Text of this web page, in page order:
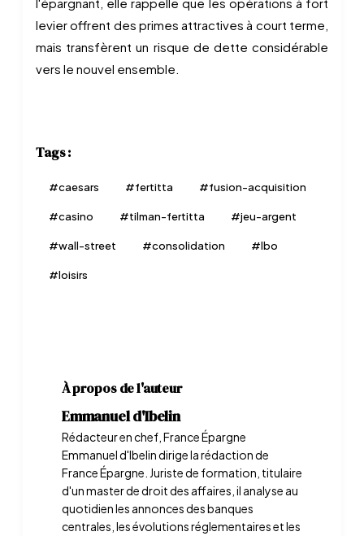
levier offrent des primes attractives à court terme,
mais transfèrent un risque de dette considérable
vers le nouvel ensemble.
Tags :
#caesars #fertitta #fusion-acquisition
#casino #tilman-fertitta #jeu-argent
#wall-street #consolidation #lbo
#loisirs
À propos de l'auteur
Emmanuel d'Ibelin
Rédacteur en chef, France Épargne
Emmanuel d'Ibelin dirige la rédaction de
France Épargne. Juriste de formation, titulaire
d'un master de droit des affaires, il analyse au
quotidien les annonces des banques
centrales, les évolutions réglementaires et les